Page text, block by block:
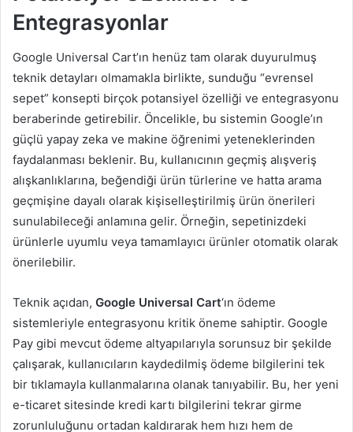
Entegrasyonlar
Google Universal Cart’ın henüz tam olarak duyurulmuş
teknik detayları olmamakla birlikte, sunduğu “evrensel
sepet” konsepti birçok potansiyel özelliği ve entegrasyonu
beraberinde getirebilir. Öncelikle, bu sistemin Google’ın
güçlü yapay zeka ve makine öğrenimi yeteneklerinden
faydalanması beklenir. Bu, kullanıcının geçmiş alışveriş
alışkanlıklarına, beğendiği ürün türlerine ve hatta arama
geçmişine dayalı olarak kişiselleştirilmiş ürün önerileri
sunulabileceği anlamına gelir. Örneğin, sepetinizdeki
ürünlerle uyumlu veya tamamlayıcı ürünler otomatik olarak
önerilebilir.
Teknik açıdan, Google Universal Cart‘ın ödeme
sistemleriyle entegrasyonu kritik öneme sahiptir. Google
Pay gibi mevcut ödeme altyapılarıyla sorunsuz bir şekilde
çalışarak, kullanıcıların kaydedilmiş ödeme bilgilerini tek
bir tıklamayla kullanmalarına olanak tanıyabilir. Bu, her yeni
e-ticaret sitesinde kredi kartı bilgilerini tekrar girme
zorunluluğunu ortadan kaldırarak hem hızı hem de